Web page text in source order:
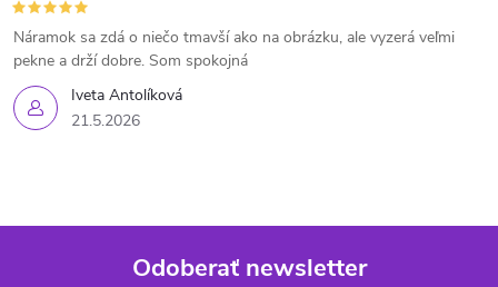
Iveta Antolíková
21.5.2026
Náramok sa zdá o niečo tmavší ako na obrázku, ale vyzerá veľmi
pekne a drží dobre. Som spokojná
Odoberať newsletter